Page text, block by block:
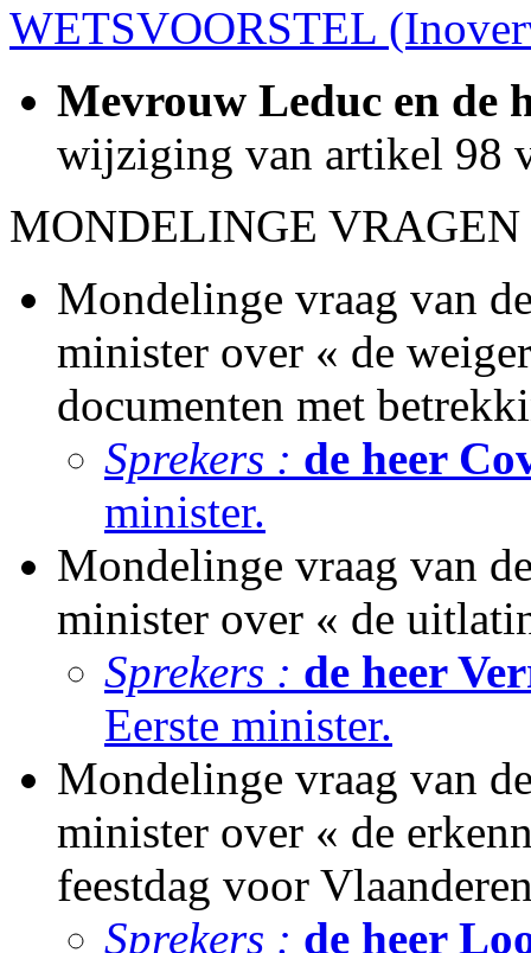
WETSVOORSTEL
Mevrouw Leduc en de
wijziging van artikel 98
MONDELINGE VRAGEN
Mondelinge vraag van
minister over « de
documenten met
Sprekers : de heer
minister.
Mondelinge vraag van
minister over « de
Sprekers : de heer
Eerste minister.
Mondelinge vraag van
minister over « de
feestdag voor
Sprekers : de heer